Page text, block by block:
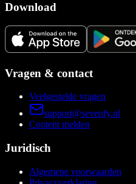
Download
Vragen & contact
Veelgestelde vragen
support@sevenfy.nl
Content melden
Juridisch
Algemene voorwaarden